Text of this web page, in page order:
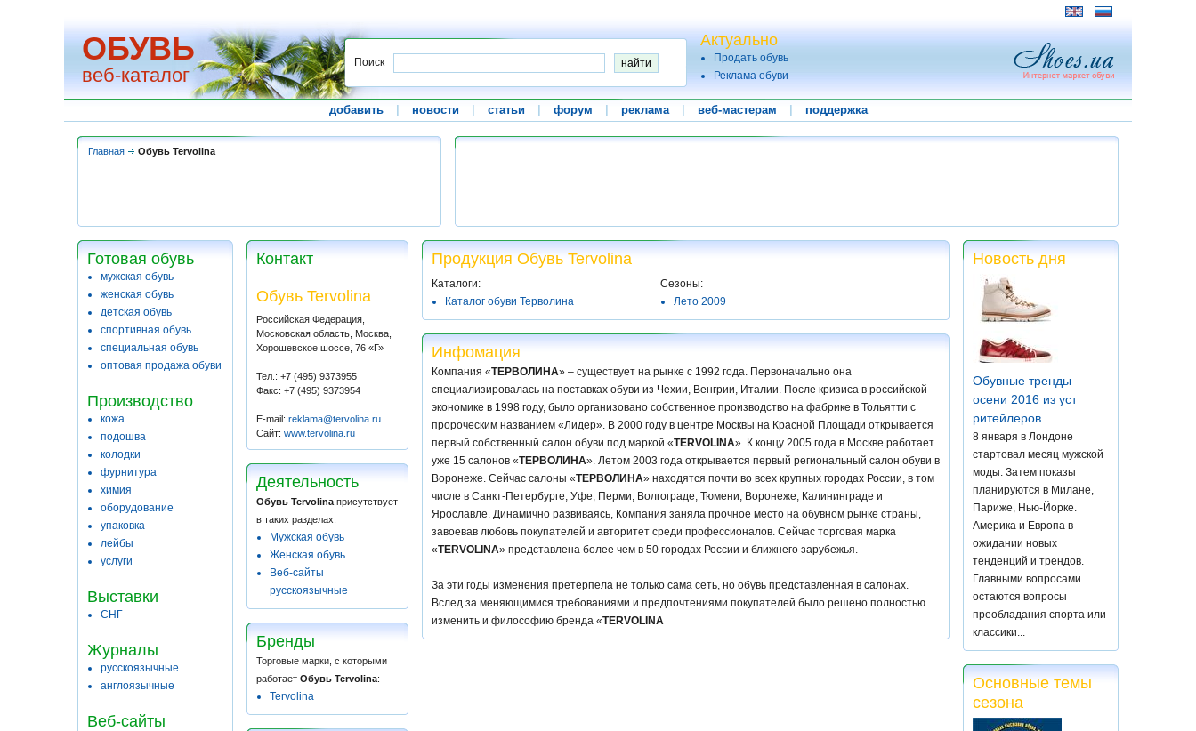
ОБУВЬ
веб-каталог
Поиск
Актуально
Продать обувь
Реклама обуви
добавить новости статьи форум реклама веб-мастерам поддержка
Главная Обувь Tervolina
Готовая обувь
мужская обувь
женская обувь
детская обувь
спортивная обувь
специальная обувь
оптовая продажа обуви
Производство
кожа
подошва
колодки
фурнитура
химия
оборудование
упаковка
лейбы
услуги
Выставки
СНГ
Журналы
русскоязычные
англоязычные
Веб-сайты
Контакт
Обувь Tervolina
Российская Федерация,
Московская область, Москва,
Хорошевское шоссе, 76 «Г»
Тел.: +7 (495) 9373955
Факс: +7 (495) 9373954
E-mail: reklama@tervolina.ru
Сайт: www.tervolina.ru
Деятельность
Обувь Tervolina присутствует
в таких разделах:
Мужская обувь
Женская обувь
Веб-сайты
русскоязычные
Бренды
Торговые марки, с которыми
работает Обувь Tervolina:
Tervolina
Продукция Обувь Tervolina
Каталоги:
Каталог обуви Терволина
Сезоны:
Лето 2009
Инфомация
Компания «ТЕРВОЛИНА» – существует на рынке с 1992 года. Первоначально она
специализировалась на поставках обуви из Чехии, Венгрии, Италии. После кризиса в российской
экономике в 1998 году, было организовано собственное производство на фабрике в Тольятти с
пророческим названием «Лидер». В 2000 году в центре Москвы на Красной Площади открывается
первый собственный салон обуви под маркой «TERVOLINA». К концу 2005 года в Москве работает
уже 15 салонов «ТЕРВОЛИНА». Летом 2003 года открывается первый региональный салон обуви в
Воронеже. Сейчас салоны «ТЕРВОЛИНА» находятся почти во всех крупных городах России, в том
числе в Санкт-Петербурге, Уфе, Перми, Волгограде, Тюмени, Воронеже, Калининграде и
Ярославле. Динамично развиваясь, Компания заняла прочное место на обувном рынке страны,
завоевав любовь покупателей и авторитет среди профессионалов. Сейчас торговая марка
«TERVOLINA» представлена более чем в 50 городах России и ближнего зарубежья.
За эти годы изменения претерпела не только сама сеть, но обувь представленная в салонах.
Вслед за меняющимися требованиями и предпочтениями покупателей было решено полностью
изменить и философию бренда «TERVOLINA
Новость дня
Обувные тренды
осени 2016 из уст
ритейлеров
8 января в Лондоне
стартовал месяц мужской
моды. Затем показы
планируются в Милане,
Париже, Нью-Йорке.
Америка и Европа в
ожидании новых
тенденций и трендов.
Главными вопросами
остаются вопросы
преобладания спорта или
классики...
Основные темы
сезона